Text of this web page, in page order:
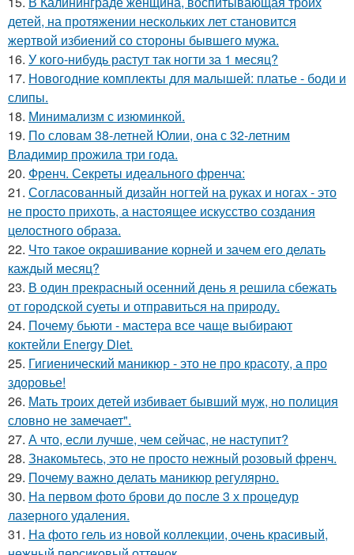
детей, на протяжении нескольких лет становится
жертвой избиений со стороны бывшего мужа.
16. У кого-нибудь растут так ногти за 1 месяц?
17. Новогодние комплекты для малышей: платье - боди и
слипы.
18. Минимализм с изюминкой.
19. По словам 38-летней Юлии, она с 32-летним
Владимир прожила три года.
20. Френч. Секреты идеального френча:
21. Согласованный дизайн ногтей на руках и ногах - это
не просто прихоть, а настоящее искусство создания
целостного образа.
22. Что такое окрашивание корней и зачем его делать
каждый месяц?
23. В один прекрасный осенний день я решила сбежать
от городской суеты и отправиться на природу.
24. Почему бьюти - мастера все чаще выбирают
коктейли Energy Diet.
25. Гигиенический маникюр - это не про красоту, а про
здоровье!
26. Мать троих детей избивает бывший муж, но полиция
словно не замечает".
27. А что, если лучше, чем сейчас, не наступит?
28. Знакомьтесь, это не просто нежный розовый френч.
29. Почему важно делать маникюр регулярно.
30. На первом фото брови до после 3 х процедур
лазерного удаления.
31. На фото гель из новой коллекции, очень красивый,